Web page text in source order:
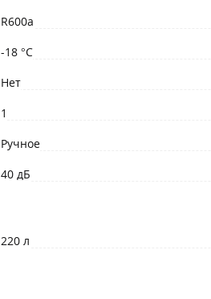
R600a
-18 °C
Нет
1
Ручное
40 дБ
220 л